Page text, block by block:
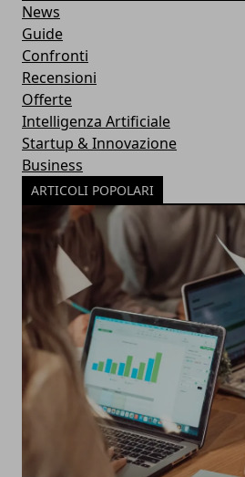
News
Guide
Confronti
Recensioni
Offerte
Intelligenza Artificiale
Startup & Innovazione
Business
ARTICOLI POPOLARI